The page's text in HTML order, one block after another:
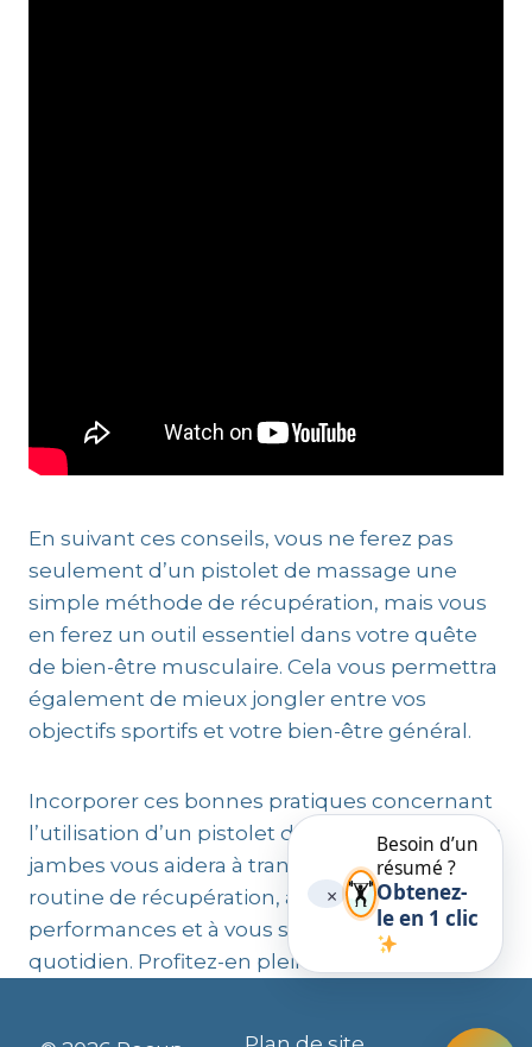
En suivant ces conseils, vous ne ferez pas
seulement d’un pistolet de massage une
simple méthode de récupération, mais vous
en ferez un outil essentiel dans votre quête
de bien-être musculaire. Cela vous permettra
également de mieux jongler entre vos
objectifs sportifs et votre bien-être général.
Incorporer ces bonnes pratiques concernant
l’utilisation d’un pistolet de massage pour vos
jambes vous aidera à transformer votre
routine de récupération, à améliorer vos
performances et à vous sentir mieux au
quotidien. Profitez-en pleinement !
× 🏋️
Besoin d’un
résumé ?
Obtenez-
le en 1 clic